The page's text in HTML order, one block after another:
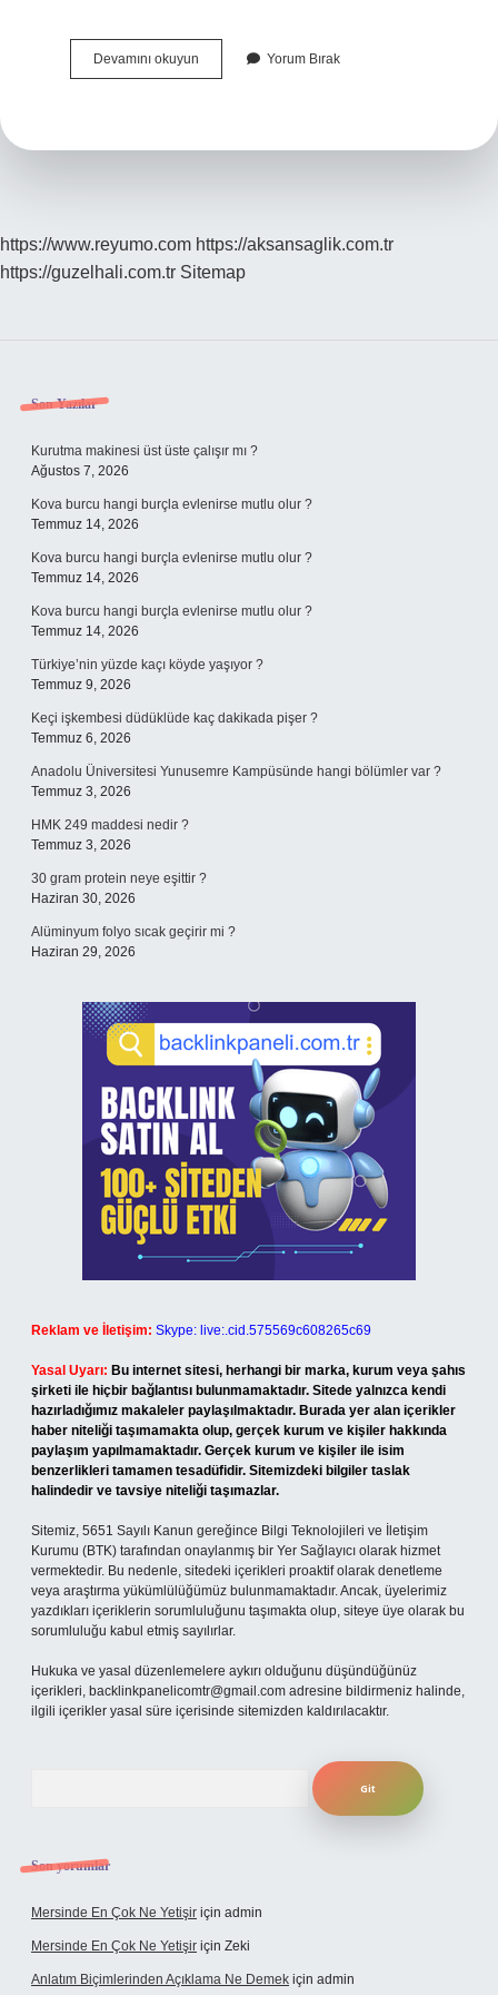
Devamını okuyun
Türkleri
Yorum Bırak
https://www.reyumo.com https://aksansaglik.com.tr
https://guzelhali.com.tr Sitemap
Sidebar
Son Yazılar
Kurutma makinesi üst üste çalışır mı ?
Ağustos 7, 2026
Kova burcu hangi burçla evlenirse mutlu olur ?
Temmuz 14, 2026
Kova burcu hangi burçla evlenirse mutlu olur ?
Temmuz 14, 2026
Kova burcu hangi burçla evlenirse mutlu olur ?
Temmuz 14, 2026
Türkiye’nin yüzde kaçı köyde yaşıyor ?
Temmuz 9, 2026
Keçi işkembesi düdüklüde kaç dakikada pişer ?
Temmuz 6, 2026
Anadolu Üniversitesi Yunusemre Kampüsünde hangi bölümler var ?
Temmuz 3, 2026
HMK 249 maddesi nedir ?
Temmuz 3, 2026
30 gram protein neye eşittir ?
Haziran 30, 2026
Alüminyum folyo sıcak geçirir mi ?
Haziran 29, 2026
Reklam ve İletişim: Skype: live:.cid.575569c608265c69
Yasal Uyarı: Bu internet sitesi, herhangi bir marka, kurum veya şahıs
şirketi ile hiçbir bağlantısı bulunmamaktadır. Sitede yalnızca kendi
hazırladığımız makaleler paylaşılmaktadır. Burada yer alan içerikler
haber niteliği taşımamakta olup, gerçek kurum ve kişiler hakkında
paylaşım yapılmamaktadır. Gerçek kurum ve kişiler ile isim
benzerlikleri tamamen tesadüfidir. Sitemizdeki bilgiler taslak
halindedir ve tavsiye niteliği taşımazlar.
Sitemiz, 5651 Sayılı Kanun gereğince Bilgi Teknolojileri ve İletişim
Kurumu (BTK) tarafından onaylanmış bir Yer Sağlayıcı olarak hizmet
vermektedir. Bu nedenle, sitedeki içerikleri proaktif olarak denetleme
veya araştırma yükümlülüğümüz bulunmamaktadır. Ancak, üyelerimiz
yazdıkları içeriklerin sorumluluğunu taşımakta olup, siteye üye olarak bu
sorumluluğu kabul etmiş sayılırlar.
Hukuka ve yasal düzenlemelere aykırı olduğunu düşündüğünüz
içerikleri, backlinkpanelicomtr@gmail.com adresine bildirmeniz halinde,
ilgili içerikler yasal süre içerisinde sitemizden kaldırılacaktır.
Son yorumlar
Mersinde En Çok Ne Yetişir için admin
Mersinde En Çok Ne Yetişir için Zeki
Anlatım Biçimlerinden Açıklama Ne Demek için admin